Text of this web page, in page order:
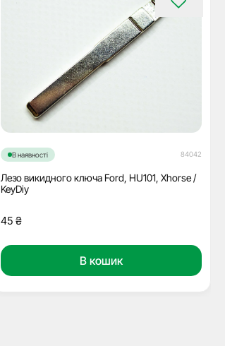
В наявності 84042
Лезо викидного ключа Ford, HU101, Xhorse /
KeyDiy
45 ₴
В кошик